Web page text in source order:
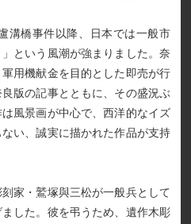
溝橋事件以降、日本では一般市
という風潮が強まりました。奈
用機献金を目的とした即売が行
版の記事とともに、その盛況ぶ
風景画が中心で、西洋的なイズ
い、誠実に描かれた作品が支持
家・鷲塚與三松が一般兵として
した。彼を弔うため、遺作木彫